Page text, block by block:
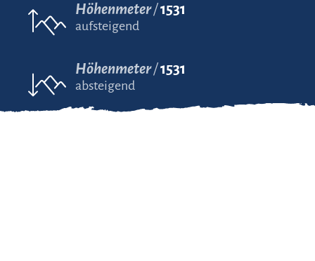
Höhenmeter 1531
aufsteigend
Höhenmeter 1531
absteigend